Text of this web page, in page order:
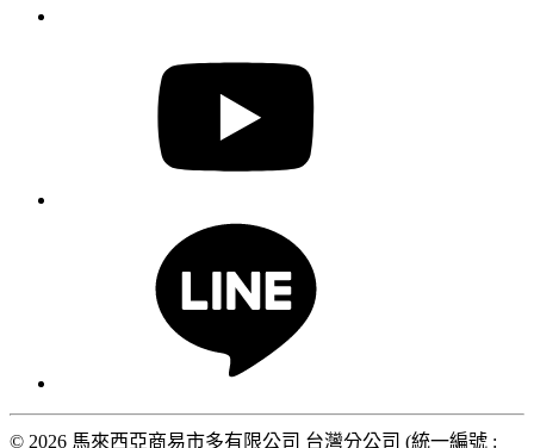
© 2026 馬來西亞商易市多有限公司 台灣分公司 (統一編號 :